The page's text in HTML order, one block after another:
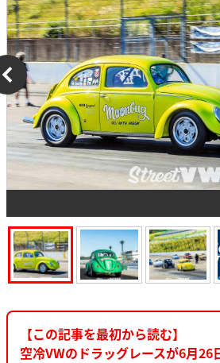
【この記事を最初から読む】
空冷VWのドラッグレースが6月26